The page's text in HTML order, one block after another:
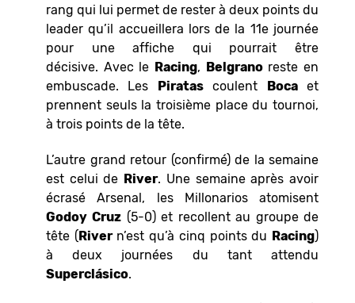
rang qui lui permet de rester à deux points du
leader qu’il accueillera lors de la 11e journée
pour une affiche qui pourrait être
décisive. Avec le Racing, Belgranoreste en
embuscade. Les Piratascoulent Bocaet
prennent seuls la troisième place du tournoi,
à trois points de la tête.
L’autre grand retour (confirmé) de la semaine
est celui de River. Une semaine après avoir
écrasé Arsenal, les Millonarios atomisent
Godoy Cruz (5-0) et recollent au groupe de
tête (Rivern’est qu’à cinq points du Racing)
à deux journées du tant attendu
Superclásico.